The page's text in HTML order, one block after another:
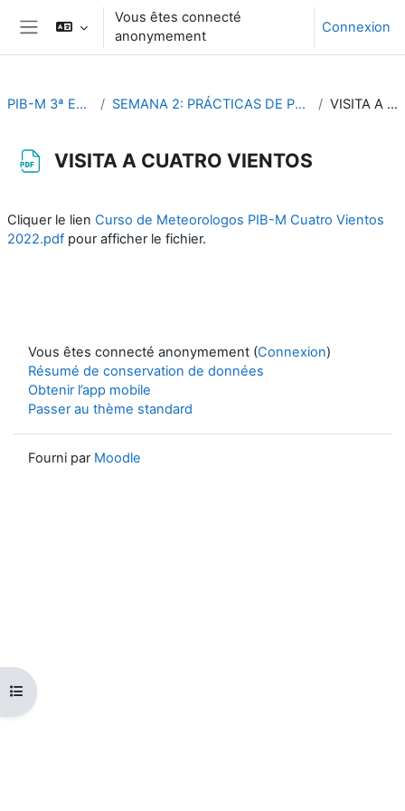
Passer au contenu principal
Panneau latéral
Vous êtes connecté
anonymement
Connexion
Ouvrir l’index du cours
PIB-M 3ª Edición (fase práctica) SEMANA 2: PRÁCTICAS DE PREDICCION METEOROLÓGICA AERONAUTICA VISITA A CUATRO VIENTOS
VISITA A CUATRO VIENTOS
Cliquer le lien Curso de Meteorologos PIB-M Cuatro Vientos
2022.pdf pour afficher le fichier.
Vous êtes connecté anonymement (Connexion)
Résumé de conservation de données
Obtenir l’app mobile
Passer au thème standard
Fourni par Moodle